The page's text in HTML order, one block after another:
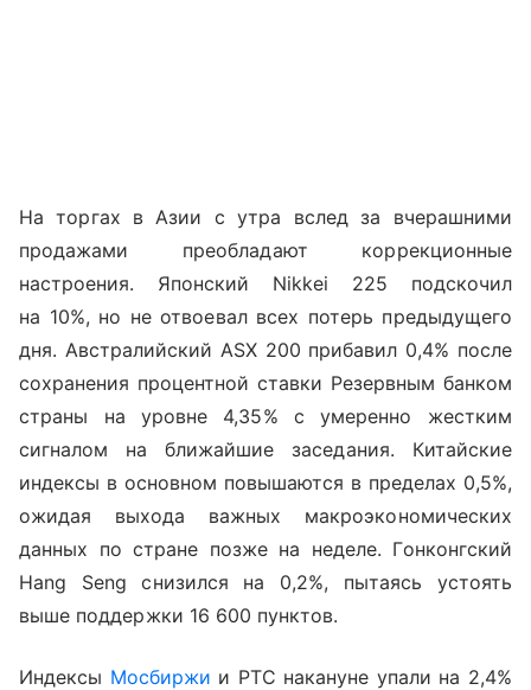
На торгах в Азии с утра вслед за вчерашними
продажами преобладают коррекционные
настроения. Японский Nikkei 225 подскочил
на 10%, но не отвоевал всех потерь предыдущего
дня. Австралийский ASX 200 прибавил 0,4% после
сохранения процентной ставки Резервным банком
страны на уровне 4,35% с умеренно жестким
сигналом на ближайшие заседания. Китайские
индексы в основном повышаются в пределах 0,5%,
ожидая выхода важных макроэкономических
данных по стране позже на неделе. Гонконгский
Hang Sengснизился на 0,2%, пытаясь устоять
выше поддержки 16 600 пунктов.
Индексы Мосбиржи и РТС накануне упали на 2,4%